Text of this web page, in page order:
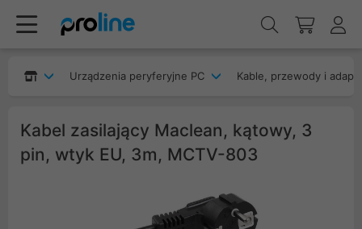
Urządzenia peryferyjne PC Kable, przewody i
Kabel zasilający Maclean, kątowy, 3
pin, wtyk EU, 3m, MCTV-803